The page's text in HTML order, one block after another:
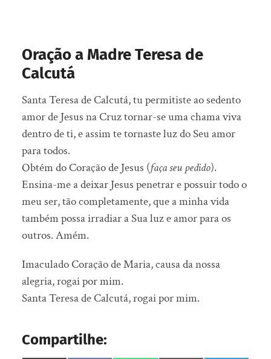
Oração a Madre Teresa de
Calcutá
Santa Teresa de Calcutá, tu permitiste ao sedento
amor de Jesus na Cruz tornar-se uma chama viva
dentro de ti, e assim te tornaste luz do Seu amor
para todos.
Obtém do Coração de Jesus (faça seu pedido).
Ensina-me a deixar Jesus penetrar e possuir todo o
meu ser, tão completamente, que a minha vida
também possa irradiar a Sua luz e amor para os
outros. Amém.
Imaculado Coração de Maria, causa da nossa
alegria, rogai por mim.
Santa Teresa de Calcutá, rogai por mim.
Compartilhe: